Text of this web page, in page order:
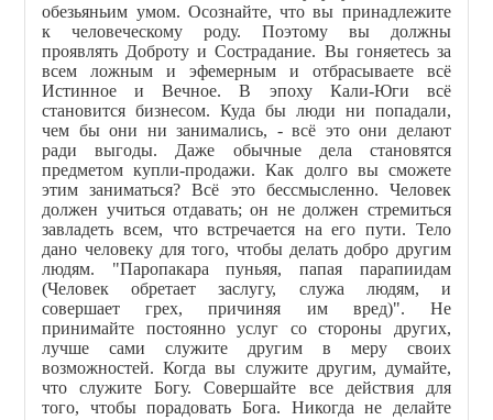
обезьяньим умом. Осознайте, что вы принадлежите
к человеческому роду. Поэтому вы должны
проявлять Доброту и Сострадание. Вы гоняетесь за
всем ложным и эфемерным и отбрасываете всё
Истинное и Вечное. В эпоху Кали-Юги всё
становится бизнесом. Куда бы люди ни попадали,
чем бы они ни занимались, - всё это они делают
ради выгоды. Даже обычные дела становятся
предметом купли-продажи. Как долго вы сможете
этим заниматься? Всё это бессмысленно. Человек
должен учиться отдавать; он не должен стремиться
завладеть всем, что встречается на его пути. Тело
дано человеку для того, чтобы делать добро другим
людям. "Паропакара пуньяя, папая парапиидам
(Человек обретает заслугу, служа людям, и
совершает грех, причиняя им вред)". Не
принимайте постоянно услуг со стороны других,
лучше сами служите другим в меру своих
возможностей. Когда вы служите другим, думайте,
что служите Богу. Совершайте все действия для
того, чтобы порадовать Бога. Никогда не делайте